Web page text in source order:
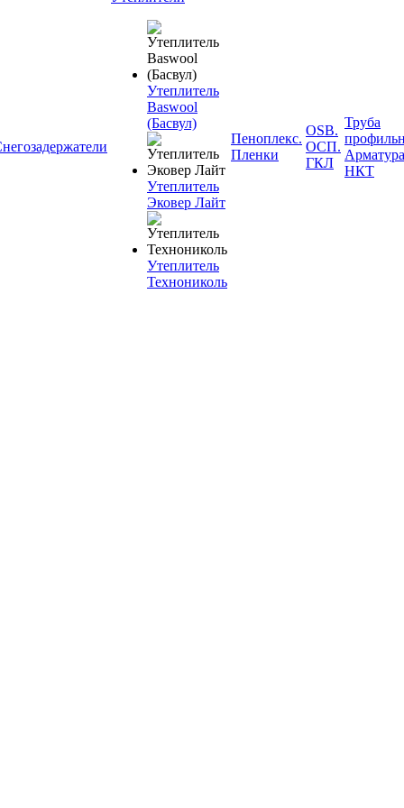
Утеплитель
Baswool
(Басвул)
Утеплитель
Эковер Лайт
Утеплитель
Технониколь
Пеноплекс.
Пленки
OSB.
ОСП.
ГКЛ
Труба
НКТ